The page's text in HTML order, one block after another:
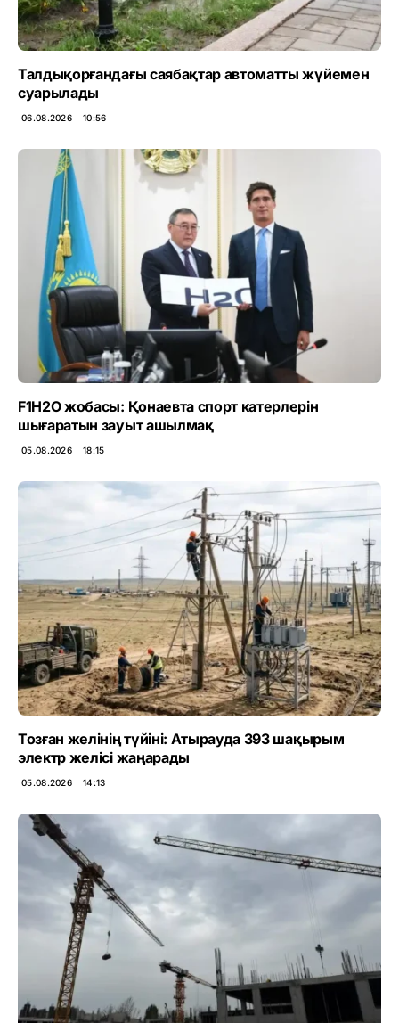
Талдықорғандағы саябақтар автоматты жүйемен
суарылады
06.08.2026 ∣ 10:56
F1H2O жобасы: Қонаевта спорт катерлерін
шығаратын зауыт ашылмақ
05.08.2026 ∣ 18:15
Тозған желінің түйіні: Атырауда 393 шақырым
электр желісі жаңарады
05.08.2026 ∣ 14:13